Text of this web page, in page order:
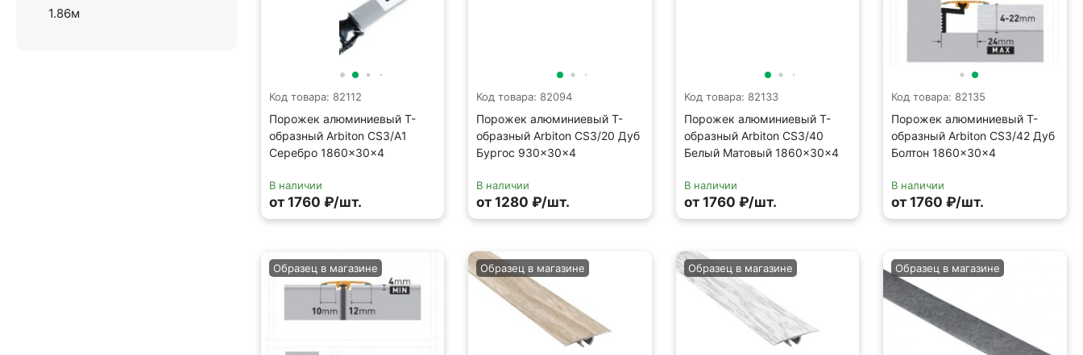
1.86м
Код товара: 82112
Порожек алюминиевый Т-
образный Arbiton CS3/A1
Серебро 1860×30×4
В наличии
от 1760 ₽/шт.
Код товара: 82094
Порожек алюминиевый Т-
образный Arbiton CS3/20 Дуб
Бургос 930×30×4
В наличии
от 1280 ₽/шт.
Код товара: 82133
Порожек алюминиевый Т-
образный Arbiton CS3/40
Белый Матовый 1860×30×4
В наличии
от 1760 ₽/шт.
Код товара: 82135
Порожек алюминиевый Т-
образный Arbiton CS3/42 Дуб
Болтон 1860×30×4
В наличии
от 1760 ₽/шт.
Образец в магазине Образец в магазине Образец в магазине Образец в магазине